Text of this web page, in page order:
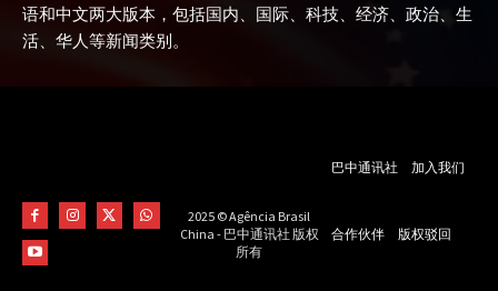
语和中文两大版本，包括国内、国际、科技、经济、政治、生
活、华人等新闻类别。
2025 © Agência Brasil
China - 巴中通讯社 版权
所有
巴中通讯社 加入我们
合作伙伴 版权驳回